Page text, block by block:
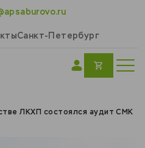
Санкт-Петербург
ЛКХП состоялся аудит СМК